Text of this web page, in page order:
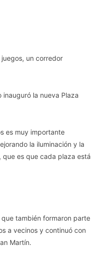
un corredor
la nueva Plaza
es muy importante
la iluminación y la
es que cada plaza está
también formaron parte
a vecinos y continuó con
Martín.